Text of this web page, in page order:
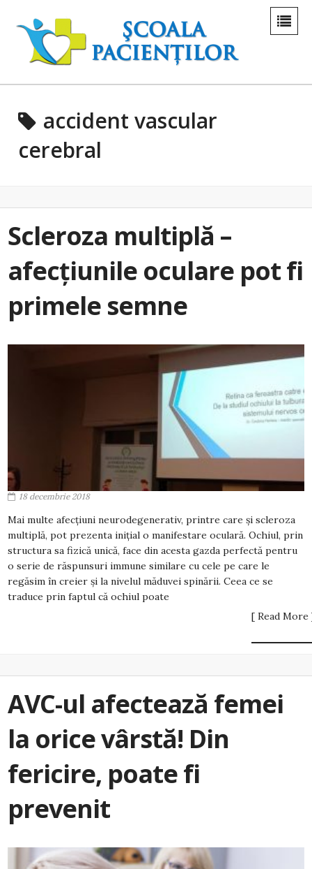
accident vascular
cerebral
Scleroza multiplă –
afecțiunile oculare pot fi
primele semne
18 decembrie 2018
Mai multe afecțiuni neurodegenerativ, printre care și scleroza
multiplă, pot prezenta inițial o manifestare oculară. Ochiul, prin
structura sa fizică unică, face din acesta gazda perfectă pentru
o serie de răspunsuri immune similare cu cele pe care le
regăsim în creier și la nivelul măduvei spinării. Ceea ce se
traduce prin faptul că ochiul poate
[ Read More
AVC-ul afectează femei
la orice vârstă! Din
fericire, poate fi
prevenit